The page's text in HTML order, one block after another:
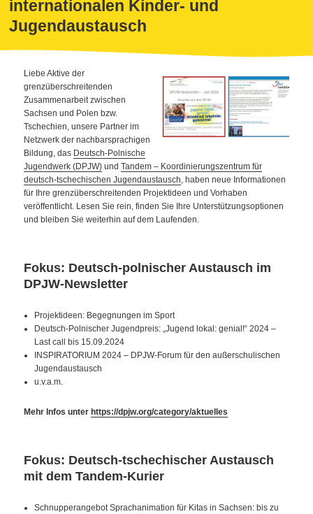
internationalen Kinder- und
Jugendaustausch
Liebe Aktive der
grenzüberschreitenden
Zusammenarbeit zwischen
Sachsen und Polen bzw.
Tschechien, unsere Partner im
Netzwerk der nachbarsprachigen
Bildung, das Deutsch-Polnische
Jugendwerk (DPJW) undTandem – Koordinierungszentrum für
deutsch-tschechischen Jugendaustausch, haben neue Informationen
für Ihre grenzüberschreitenden Projektideen und Vorhaben
veröffentlicht. Lesen Sie rein, finden Sie Ihre Unterstützungsoptionen
und bleiben Sie weiterhin auf dem Laufenden.
Fokus: Deutsch-polnischer Austausch im
DPJW-Newsletter
Projektideen: Begegnungen im Sport
Deutsch-Polnischer Jugendpreis: „Jugend lokal: genial!“ 2024 –
Last call bis 15.09.2024
INSPIRATORIUM 2024 – DPJW-Forum für den außerschulischen
Jugendaustausch
u.v.a.m.
Mehr Infos unter https://dpjw.org/category/aktuelles
Fokus: Deutsch-tschechischer Austausch
mit dem Tandem-Kurier
Schnupperangebot Sprachanimation für Kitas in Sachsen: bis zu